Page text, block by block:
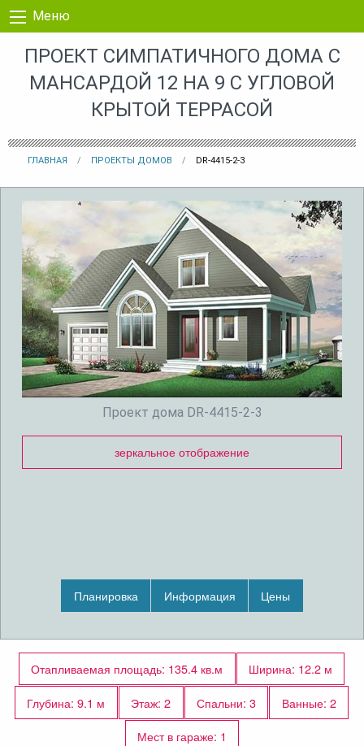
Перейти к контенту
Меню
ПРОЕКТ СИМПАТИЧНОГО ДОМА С
МАНСАРДОЙ 12 НА 9 С УГЛОВОЙ
КРЫТОЙ ТЕРРАСОЙ
ГЛАВНАЯ ПРОЕКТЫ ДОМОВ DR-4415-2-3
Проект дома DR-4415-2-3
зеркальное отображение
Планировка Информация Цены
Отапливаемая площадь: 135.4 кв.м
Ширина: 12.2 м
Глубина: 9.1 м
Этаж: 2 Спальни: 3
Ванные: 2
Мест в гараже: 1